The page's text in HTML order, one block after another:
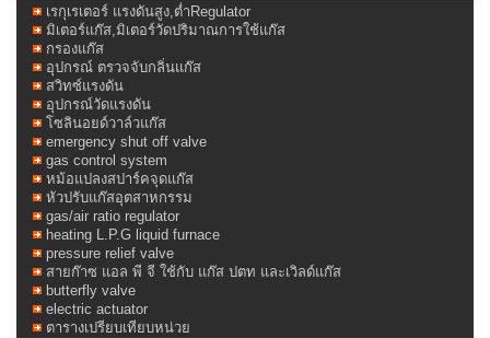
เรกุเรเตอร์ แรงดันสูง,ต่ำRegulator
มิเตอร์แก๊ส,มิเตอร์วัดปริมาณการใช้แก๊ส
กรองแก๊ส
อุปกรณ์ ตรวจจับกลิ่นแก๊ส
สวิทซ์แรงดัน
อุปกรณ์วัดแรงดัน
โซลินอยด์วาล์วแก๊ส
emergency shut off valve
gas control system
หม้อแปลงสปาร์คจุดแก๊ส
หัวปรับแก๊สอุตสาหกรรม
gas/air ratio regulator
heating L.P.G liquid furnace
pressure relief valve
สายก๊าซ แอล พี จี ใช้กับ แก๊ส ปตท และเวิลด์แก๊ส
butterfly valve
electric actuator
ตารางเปรียบเทียบหน่วย